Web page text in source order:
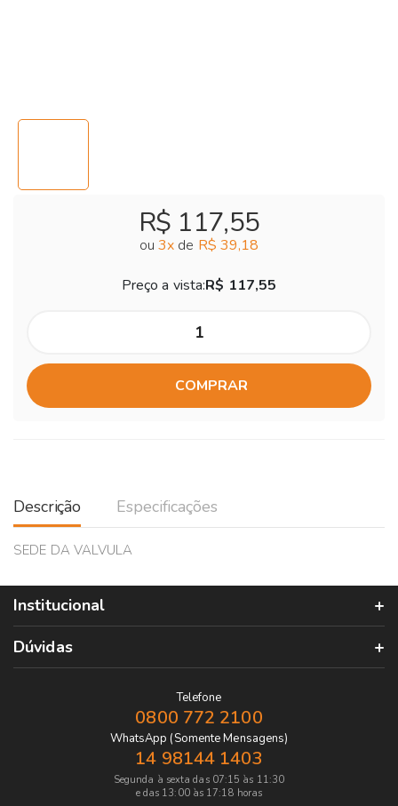
R$ 117,55
ou 3x de R$ 39,18
Preço a vista:R$ 117,55
COMPRAR
Descrição Especificações
SEDE DA VALVULA
Institucional
Dúvidas
Telefone
0800 772 2100
WhatsApp (Somente Mensagens)
14 98144 1403
Segunda à sexta das 07:15 às 11:30
e das 13:00 às 17:18 horas